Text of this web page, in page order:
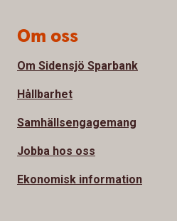
Om oss
Om Sidensjö Sparbank
Hållbarhet
Samhällsengagemang
Jobba hos oss
Ekonomisk information